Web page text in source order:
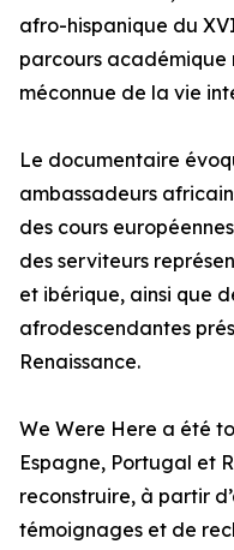
afro-hispanique du
parcours académique
méconnue de la vie
Le documentaire
ambassadeurs
des cours
des serviteurs
et ibérique, ainsi que
afrodescendantes
Renaissance.
We Were Here a été
Espagne, Portugal et
reconstruire, à partir
témoignages et de